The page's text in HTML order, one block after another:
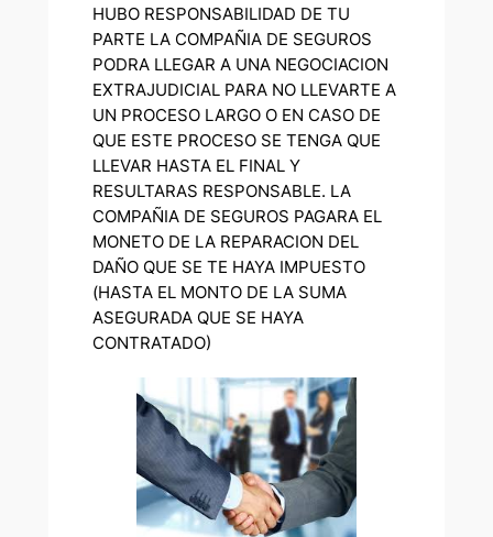
HUBO RESPONSABILIDAD DE TU
PARTE LA COMPAÑIA DE SEGUROS
PODRA LLEGAR A UNA NEGOCIACION
EXTRAJUDICIAL PARA NO LLEVARTE A
UN PROCESO LARGO O EN CASO DE
QUE ESTE PROCESO SE TENGA QUE
LLEVAR HASTA EL FINAL Y
RESULTARAS RESPONSABLE. LA
COMPAÑIA DE SEGUROS PAGARA EL
MONETO DE LA REPARACION DEL
DAÑO QUE SE TE HAYA IMPUESTO
(HASTA EL MONTO DE LA SUMA
ASEGURADA QUE SE HAYA
CONTRATADO)